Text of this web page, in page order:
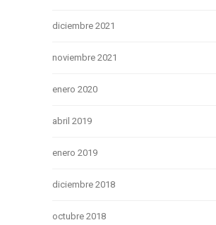
diciembre 2021
noviembre 2021
enero 2020
abril 2019
enero 2019
diciembre 2018
octubre 2018